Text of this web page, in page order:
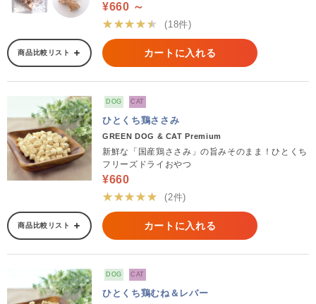
¥660 ～
★★★★★
(18件)
商品比較リスト カートに入れる
DOG CAT
ひとくち鶏ささみ
GREEN DOG & CAT Premium
新鮮な「国産鶏ささみ」の旨みそのまま！ひとくち
フリーズドライおやつ
¥660
★★★★★
(2件)
商品比較リスト カートに入れる
DOG CAT
ひとくち鶏むね＆レバー